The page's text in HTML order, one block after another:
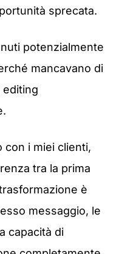
sprecata.
potenzialmente
mancavano di
editing
con i miei clienti,
tra la prima
è
messaggio, le
capacità di